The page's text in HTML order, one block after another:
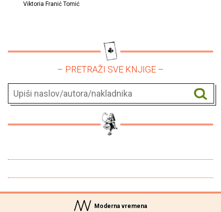
Viktoria Franić Tomić
– PRETRAŽI SVE KNJIGE –
Moderna vremena